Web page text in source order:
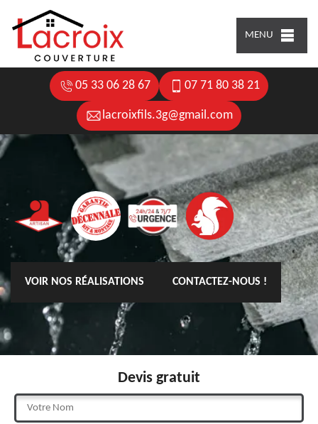
MENU
05 33 06 28 67 07 71 80 38 21
lacroixfils.3g@gmail.com
VOIR NOS RÉALISATIONS CONTACTEZ-NOUS !
Devis gratuit